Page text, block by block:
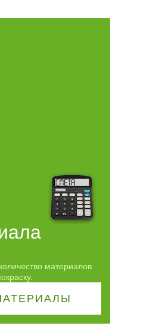
материалов